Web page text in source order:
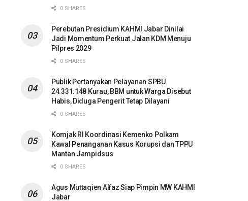
0 SHARES
Perebutan Presidium KAHMI Jabar Dinilai
Jadi Momentum Perkuat Jalan KDM Menuju
Pilpres 2029
0 SHARES
Publik Pertanyakan Pelayanan SPBU
24.331.148 Kurau, BBM untuk Warga Disebut
Habis, Diduga Pengerit Tetap Dilayani
0 SHARES
Komjak RI Koordinasi Kemenko Polkam
Kawal Penanganan Kasus Korupsi dan TPPU
Mantan Jampidsus
0 SHARES
Agus Muttaqien Alfaz Siap Pimpin MW KAHMI
Jabar